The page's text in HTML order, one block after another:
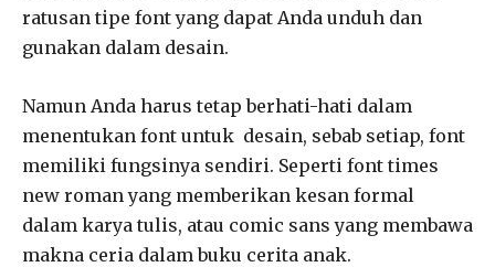
ratusan tipe font yang dapat Anda unduh dan
gunakan dalam desain.
Namun Anda harus tetap berhati-hati dalam
menentukan font untuk desain, sebab setiap, font
memiliki fungsinya sendiri. Seperti font times
new roman yang memberikan kesan formal
dalam karya tulis, atau comic sans yang membawa
makna ceria dalam buku cerita anak.